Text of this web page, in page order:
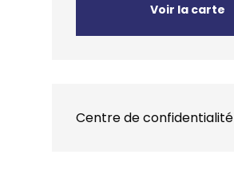
Voir la carte
Centre de confidentialité